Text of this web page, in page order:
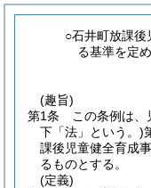
○石井町放課後
る基準を定
(趣旨)
第1条
この条例は、
下「法」という。)
課後児童健全育成
るものとする。
(定義)